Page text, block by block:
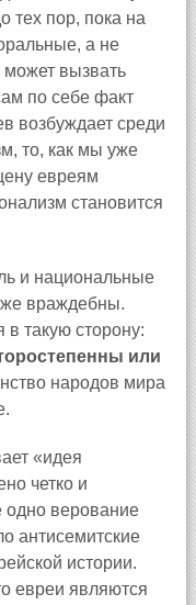
тех пор, пока на
а не
может вызвать
по себе факт
возбуждает среди
то, как мы уже
евреям
становится
и национальные
враждебны.
такую сторону:
или
народов мира
«идея
четко и
одно верование
антисемитские
истории.
евреи являются